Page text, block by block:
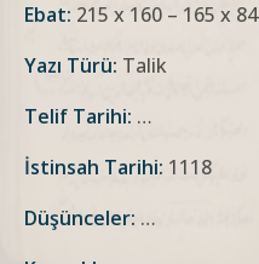
Ebat: 215 x 160 – 165 x 84
Yazı Türü: Talik
Telif Tarihi: …
İstinsah Tarihi: 1118
Düşünceler: …